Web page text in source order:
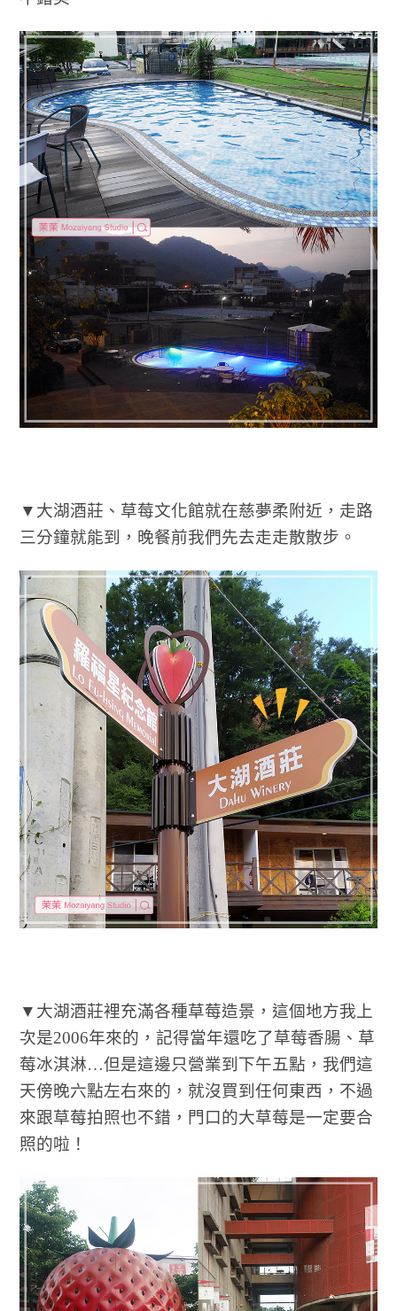
▼大湖酒莊、草莓文化館就在慈夢柔附近，走路
三分鐘就能到，晚餐前我們先去走走散散步。
▼大湖酒莊裡充滿各種草莓造景，這個地方我上
次是2006年來的，記得當年還吃了草莓香腸、草
莓冰淇淋…但是這邊只營業到下午五點，我們這
天傍晚六點左右來的，就沒買到任何東西，不過
來跟草莓拍照也不錯，門口的大草莓是一定要合
照的啦！